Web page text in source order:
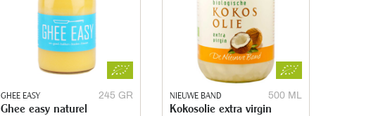
GHEE EASY 245 GR
Ghee easy naturel
NIEUWE BAND 500 ML
Kokosolie extra virgin